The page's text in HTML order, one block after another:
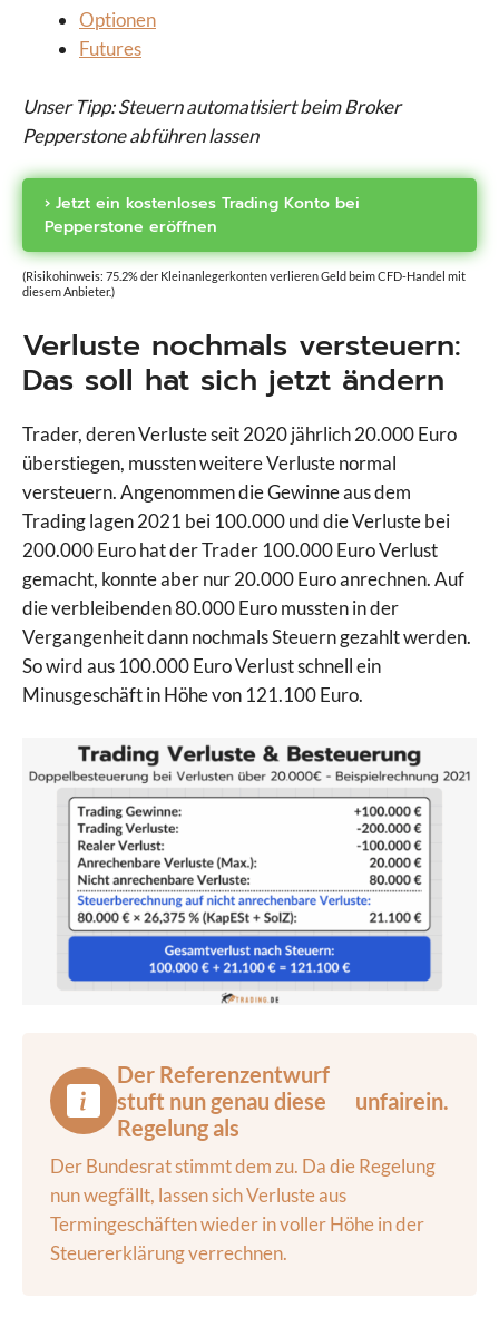
Optionen
Futures
Unser Tipp: Steuern automatisiert beim Broker
Pepperstone abführen lassen
› Jetzt ein kostenloses Trading Konto bei
Pepperstone eröffnen
(Risikohinweis: 75.2% der Kleinanlegerkonten verlieren Geld beim CFD-Handel mit
diesem Anbieter.)
Verluste nochmals versteuern:
Das soll hat sich jetzt ändern
Trader, deren Verluste seit 2020 jährlich 20.000 Euro
überstiegen, mussten weitere Verluste normal
versteuern. Angenommen die Gewinne aus dem
Trading lagen 2021 bei 100.000 und die Verluste bei
200.000 Euro hat der Trader 100.000 Euro Verlust
gemacht, konnte aber nur 20.000 Euro anrechnen. Auf
die verbleibenden 80.000 Euro mussten in der
Vergangenheit dann nochmals Steuern gezahlt werden.
So wird aus 100.000 Euro Verlust schnell ein
Minusgeschäft in Höhe von 121.100 Euro.
Der Referenzentwurf
stuft nun genau diese
Regelung als
unfairein.
Der Bundesrat stimmt dem zu. Da die Regelung
nun wegfällt, lassen sich Verluste aus
Termingeschäften wieder in voller Höhe in der
Steuererklärung verrechnen.